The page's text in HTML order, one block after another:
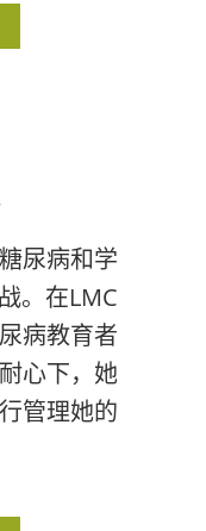
尿病和学
。在LMC
病教育者
心下，她
管理她的